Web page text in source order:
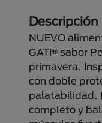
Descripción
NUEVO
GATI® sabor
primavera.
con doble
palatabilidad.
completo y